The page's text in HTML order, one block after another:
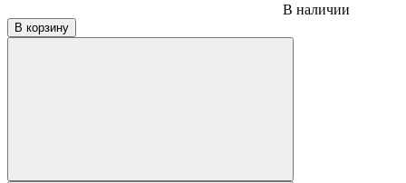
В наличии
В корзину